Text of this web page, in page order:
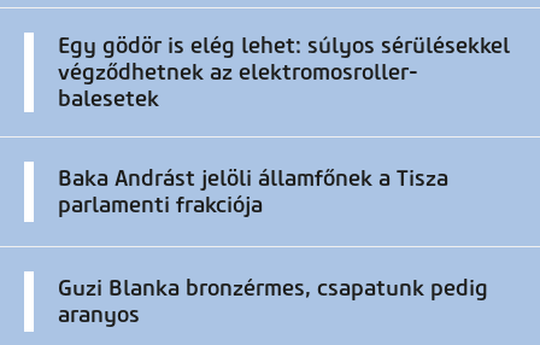
Egy gödör is elég lehet: súlyos sérülésekkel
végződhetnek az elektromosroller-
balesetek
Baka Andrást jelöli államfőnek a Tisza
parlamenti frakciója
Guzi Blanka bronzérmes, csapatunk pedig
aranyos